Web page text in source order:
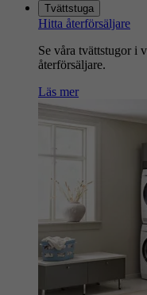
Tvättstuga
Hitta återförsäljare
Se våra tvättstugor i
återförsäljare.
Läs mer